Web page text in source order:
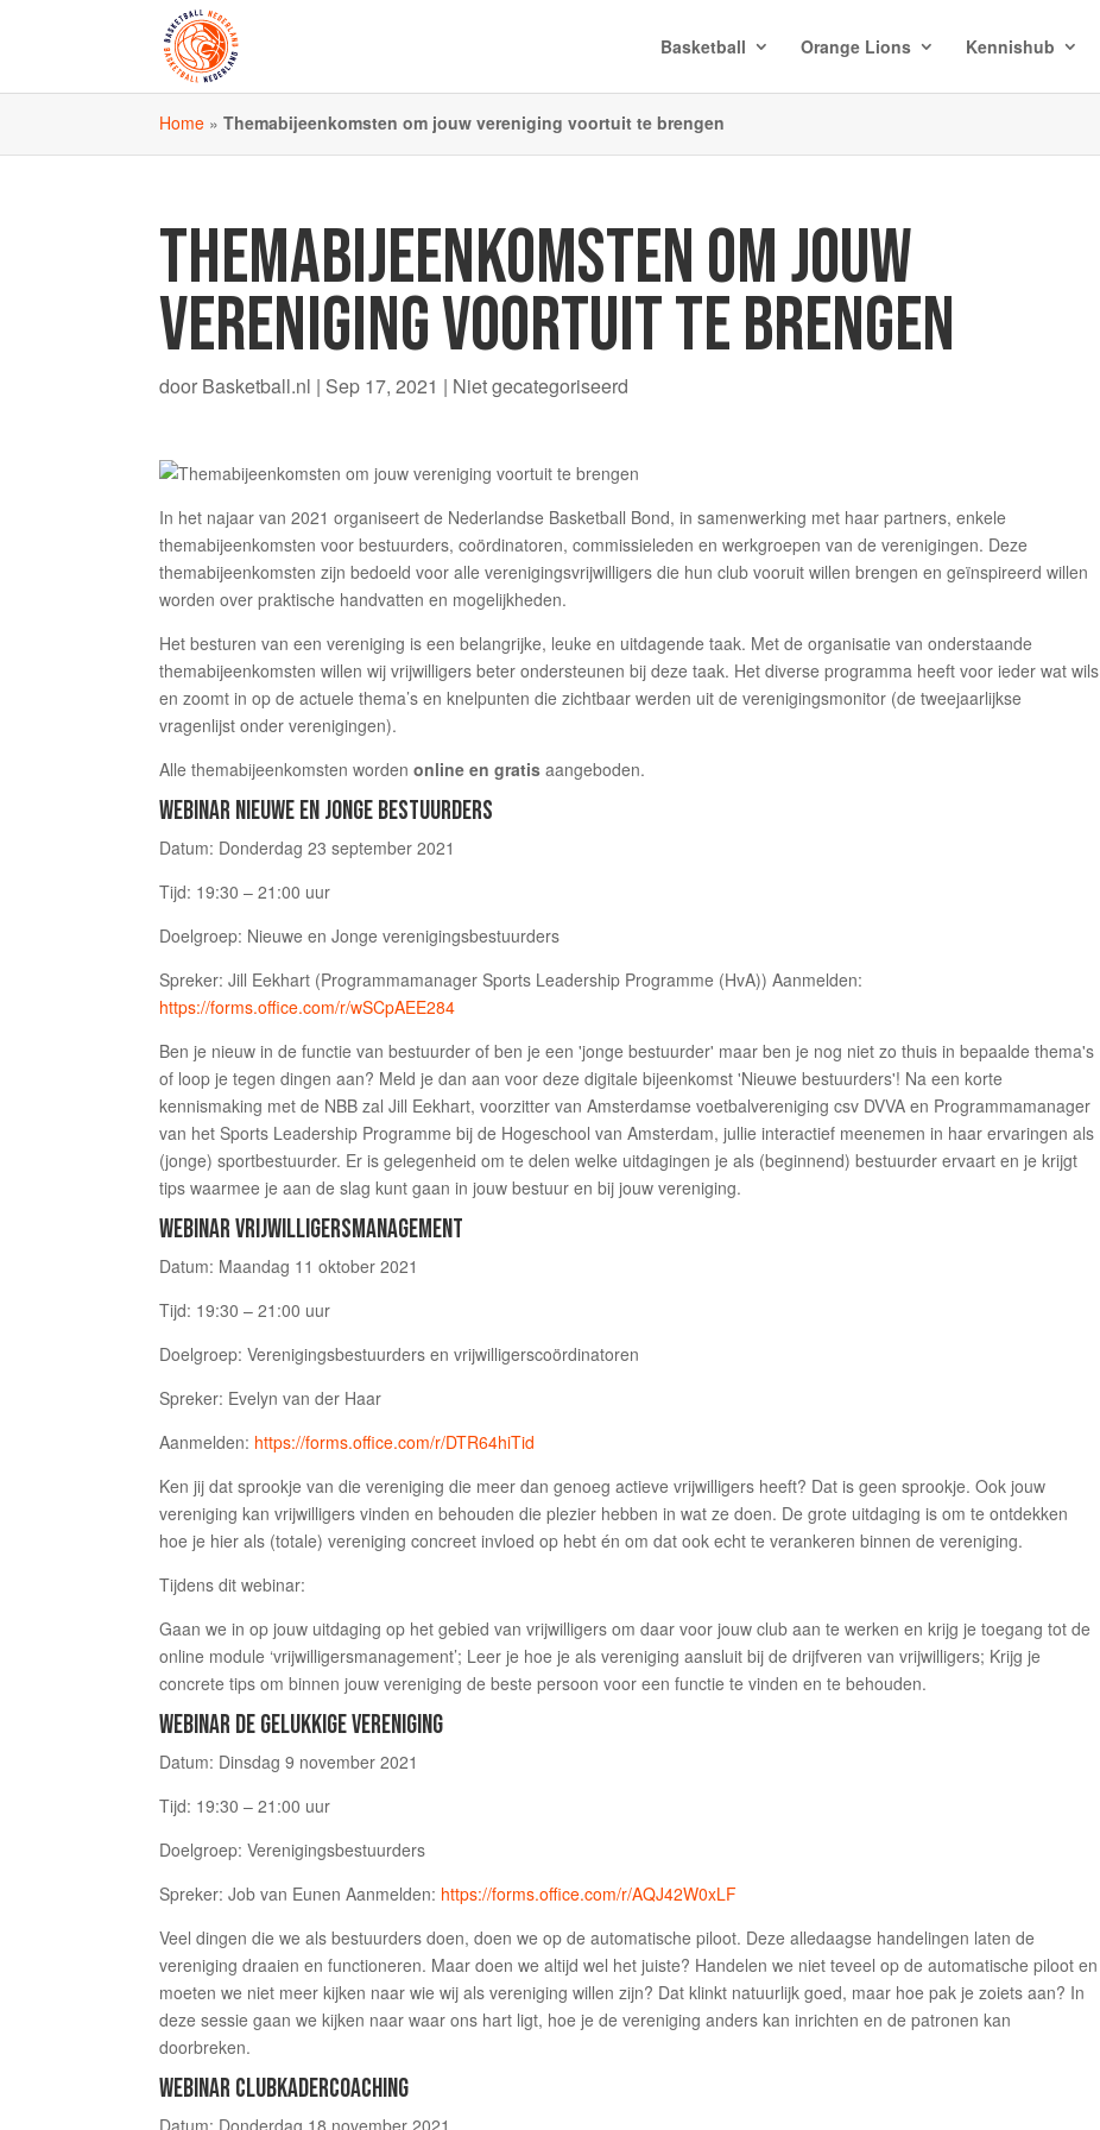
Basketball Orange Lions Kennishub
Home »Themabijeenkomsten om jouw vereniging voortuit te brengen
THEMABIJEENKOMSTEN OM JOUW
VERENIGING VOORTUIT TE BRENGEN
door Basketball.nl | Sep 17, 2021 | Niet gecategoriseerd
In het najaar van 2021 organiseert de Nederlandse Basketball Bond, in samenwerking met haar partners, enkele
themabijeenkomsten voor bestuurders, coördinatoren, commissieleden en werkgroepen van de verenigingen. Deze
themabijeenkomsten zijn bedoeld voor alle verenigingsvrijwilligers die hun club vooruit willen brengen en geïnspireerd willen
worden over praktische handvatten en mogelijkheden.
Het besturen van een vereniging is een belangrijke, leuke en uitdagende taak. Met de organisatie van onderstaande
themabijeenkomsten willen wij vrijwilligers beter ondersteunen bij deze taak. Het diverse programma heeft voor ieder wat wils
en zoomt in op de actuele thema’s en knelpunten die zichtbaar werden uit de verenigingsmonitor (de tweejaarlijkse
vragenlijst onder verenigingen).
Alle themabijeenkomsten wordenonline en gratis aangeboden.
WEBINAR NIEUWE EN JONGE BESTUURDERS
Datum: Donderdag 23 september 2021
Tijd: 19:30 – 21:00 uur
Doelgroep: Nieuwe en Jonge verenigingsbestuurders
Spreker: Jill Eekhart (Programmamanager Sports Leadership Programme (HvA)) Aanmelden:
https://forms.office.com/r/wSCpAEE284
Ben je nieuw in de functie van bestuurder of ben je een 'jonge bestuurder' maar ben je nog niet zo thuis in bepaalde thema's
of loop je tegen dingen aan? Meld je dan aan voor deze digitale bijeenkomst 'Nieuwe bestuurders'! Na een korte
kennismaking met de NBB zal Jill Eekhart, voorzitter van Amsterdamse voetbalvereniging csv DVVA en Programmamanager
van het Sports Leadership Programme bij de Hogeschool van Amsterdam, jullie interactief meenemen in haar ervaringen als
(jonge) sportbestuurder. Er is gelegenheid om te delen welke uitdagingen je als (beginnend) bestuurder ervaart en je krijgt
tips waarmee je aan de slag kunt gaan in jouw bestuur en bij jouw vereniging.
WEBINAR VRIJWILLIGERSMANAGEMENT
Datum: Maandag 11 oktober 2021
Tijd: 19:30 – 21:00 uur
Doelgroep: Verenigingsbestuurders en vrijwilligerscoördinatoren
Spreker: Evelyn van der Haar
Aanmelden: https://forms.office.com/r/DTR64hiTid
Ken jij dat sprookje van die vereniging die meer dan genoeg actieve vrijwilligers heeft? Dat is geen sprookje. Ook jouw
vereniging kan vrijwilligers vinden en behouden die plezier hebben in wat ze doen. De grote uitdaging is om te ontdekken
hoe je hier als (totale) vereniging concreet invloed op hebt én om dat ook echt te verankeren binnen de vereniging.
Tijdens dit webinar:
Gaan we in op jouw uitdaging op het gebied van vrijwilligers om daar voor jouw club aan te werken en krijg je toegang tot de
online module ‘vrijwilligersmanagement’; Leer je hoe je als vereniging aansluit bij de drijfveren van vrijwilligers; Krijg je
concrete tips om binnen jouw vereniging de beste persoon voor een functie te vinden en te behouden.
WEBINAR DE GELUKKIGE VERENIGING
Datum: Dinsdag 9 november 2021
Tijd: 19:30 – 21:00 uur
Doelgroep: Verenigingsbestuurders
Spreker: Job van Eunen Aanmelden: https://forms.office.com/r/AQJ42W0xLF
Veel dingen die we als bestuurders doen, doen we op de automatische piloot. Deze alledaagse handelingen laten de
vereniging draaien en functioneren. Maar doen we altijd wel het juiste? Handelen we niet teveel op de automatische piloot en
moeten we niet meer kijken naar wie wij als vereniging willen zijn? Dat klinkt natuurlijk goed, maar hoe pak je zoiets aan? In
deze sessie gaan we kijken naar waar ons hart ligt, hoe je de vereniging anders kan inrichten en de patronen kan
doorbreken.
WEBINAR CLUBKADERCOACHING
Datum: Donderdag 18 november 2021